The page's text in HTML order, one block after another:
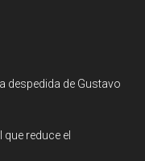
despedida de Gustavo
reduce el